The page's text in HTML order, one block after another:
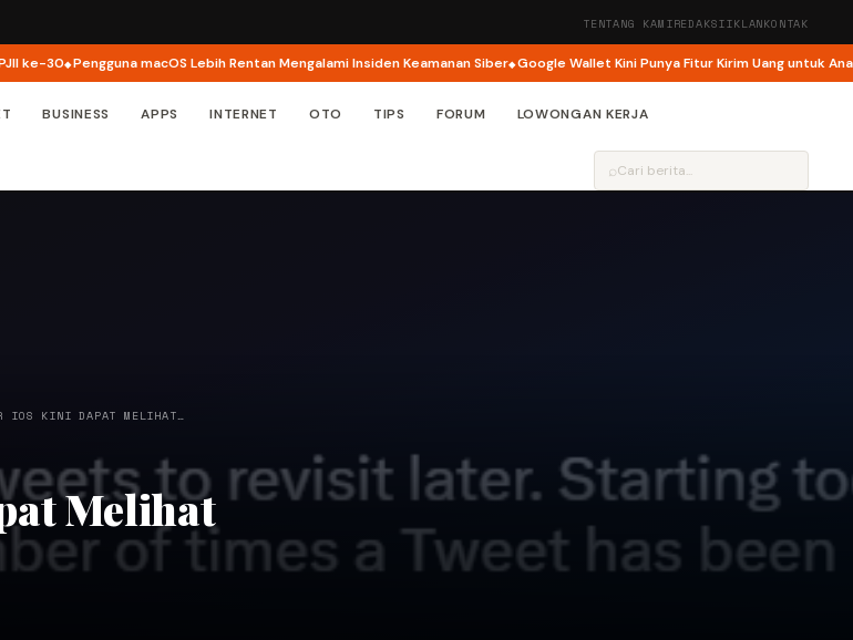
TENTANG KAMIREDAKSIIKLANKONTAK
30 Pengguna macOS Lebih Rentan Mengalami Insiden Keamanan Siber Google Wallet Kini Punya Fitur Kirim Uang untuk Anak
BUSINESS APPS INTERNET OTO TIPS FORUM LOWONGAN KERJA
⌕
IOS KINI DAPAT MELIHAT…
Melihat